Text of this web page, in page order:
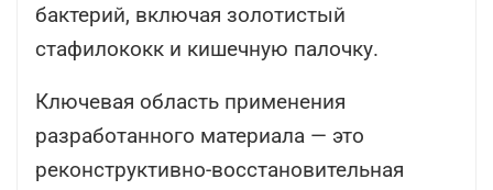
бактерий, включая золотистый
стафилококк и кишечную палочку.
Ключевая область применения
разработанного материала — это
реконструктивно-восстановительная